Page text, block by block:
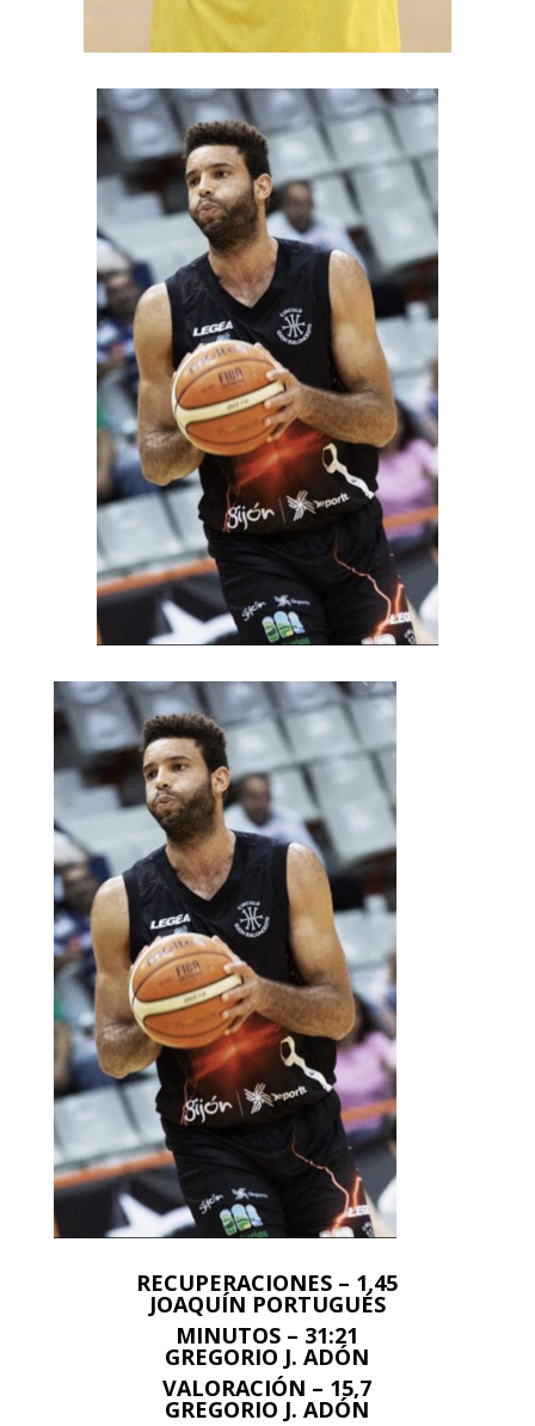
RECUPERACIONES – 1,45
JOAQUÍN PORTUGUÉS
MINUTOS – 31:21
GREGORIO J. ADÓN
VALORACIÓN – 15,7
GREGORIO J. ADÓN